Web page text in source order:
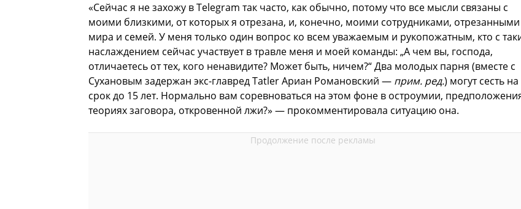
«Сейчас я не захожу в Telegram так часто, как обычно, потому что все мысли связаны с
моими близкими, от которых я отрезана, и, конечно, моими сотрудниками, отрезанными
мира и семей. У меня только один вопрос ко всем уважаемым и рукопожатным, кто с
наслаждением сейчас участвует в травле меня и моей команды: „А чем вы, господа,
отличаетесь от тех, кого ненавидите? Может быть, ничем?“ Два молодых парня (вместе с
Сухановым задержан экс-главред Tatler Ариан Романовский — прим. ред.) могут сесть на
срок до 15 лет. Нормально вам соревноваться на этом фоне в остроумии,
теориях заговора, откровенной лжи?» — прокомментировала ситуацию она.